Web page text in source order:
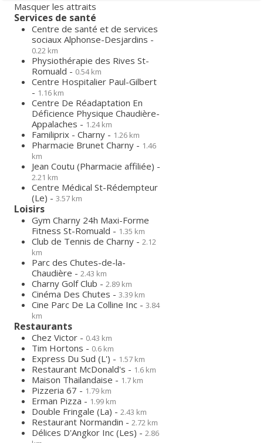
Masquer les attraits
Services de santé
Centre de santé et de services
sociaux Alphonse-Desjardins -
0.22 km
Physiothérapie des Rives St-
Romuald - 0.54 km
Centre Hospitalier Paul-Gilbert
- 1.16 km
Centre De Réadaptation En
Déficience Physique Chaudière-
Appalaches - 1.24 km
Familiprix - Charny - 1.26 km
Pharmacie Brunet Charny - 1.46
km
Jean Coutu (Pharmacie affiliée) -
2.21 km
Centre Médical St-Rédempteur
(Le) - 3.57 km
Loisirs
Gym Charny 24h Maxi-Forme
Fitness St-Romuald - 1.35 km
Club de Tennis de Charny - 2.12
km
Parc des Chutes-de-la-
Chaudière - 2.43 km
Charny Golf Club - 2.89 km
Cinéma Des Chutes - 3.39 km
Cine Parc De La Colline Inc - 3.84
km
Restaurants
Chez Victor - 0.43 km
Tim Hortons - 0.6 km
Express Du Sud (L') - 1.57 km
Restaurant McDonald's - 1.6 km
Maison Thailandaise - 1.7 km
Pizzeria 67 - 1.79 km
Erman Pizza - 1.99 km
Double Fringale (La) - 2.43 km
Restaurant Normandin - 2.72 km
Délices D'Angkor Inc (Les) - 2.86